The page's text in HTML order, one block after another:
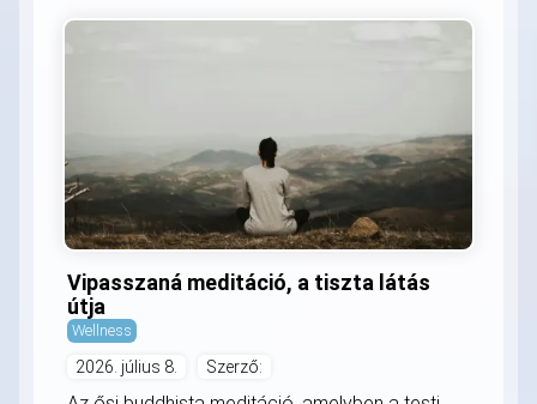
Vipasszaná meditáció, a tiszta látás
útja
Wellness
2026. július 8. Szerző: